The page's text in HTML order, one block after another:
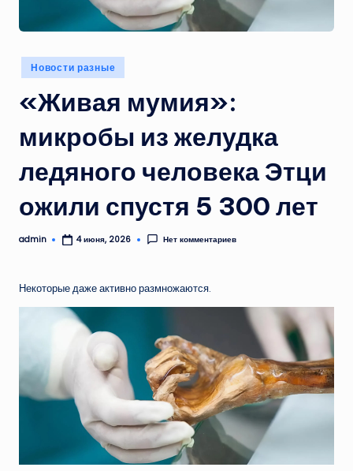
Опубликовано
в
Новости разные
«Живая мумия»:
микробы из желудка
ледяного человека Этци
ожили спустя 5 300 лет
Запись
admin 4 июня, 2026 Нет комментариев
Некоторые даже активно размножаются.